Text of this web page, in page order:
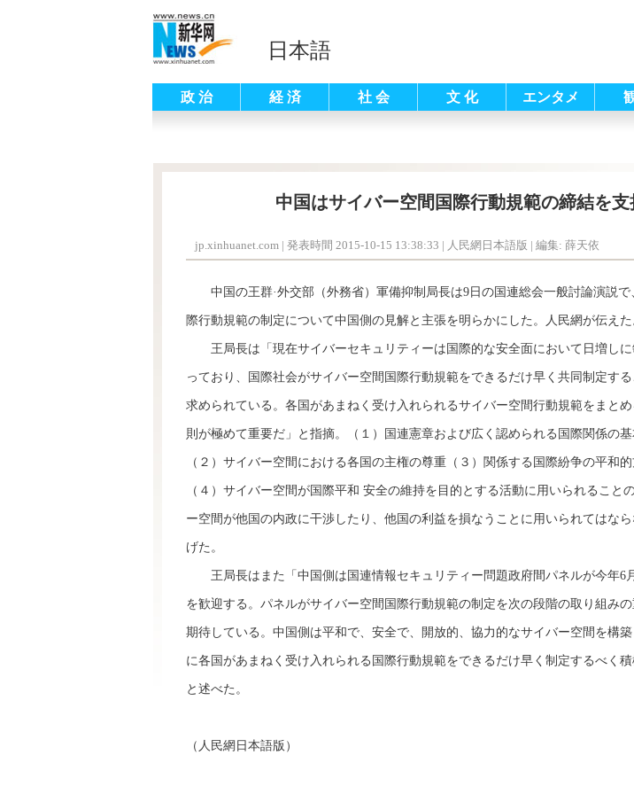
日本語
政 治 経 済 社 会 文 化 エンタメ
中国はサイバー空間国際行動規範の締結を支
jp.xinhuanet.com | 発表時間 2015-10-15 13:38:33 | 人民網日本語版 | 編集: 薛天依
中国の王群·外交部（外務省）軍備抑制局長は9日の国連総会一般討論演説で
際行動規範の制定について中国側の見解と主張を明らかにした。人民網が伝えた
王局長は「現在サイバーセキュリティーは国際的な安全面において日増しに
っており、国際社会がサイバー空間国際行動規範をできるだけ早く共同制定す
求められている。各国があまねく受け入れられるサイバー空間行動規範をまと
則が極めて重要だ」と指摘。（１）国連憲章および広く認められる国際関係の
（２）サイバー空間における各国の主権の尊重（３）関係する国際紛争の平和
（４）サイバー空間が国際平和 安全の維持を目的とする活動に用いられること
ー空間が他国の内政に干渉したり、他国の利益を損なうことに用いられてはな
げた。
王局長はまた「中国側は国連情報セキュリティー問題政府間パネルが今年6
を歓迎する。パネルがサイバー空間国際行動規範の制定を次の段階の取り組み
期待している。中国側は平和で、安全で、開放的、協力的なサイバー空間を構
に各国があまねく受け入れられる国際行動規範をできるだけ早く制定するべく積
と述べた。
（人民網日本語版）